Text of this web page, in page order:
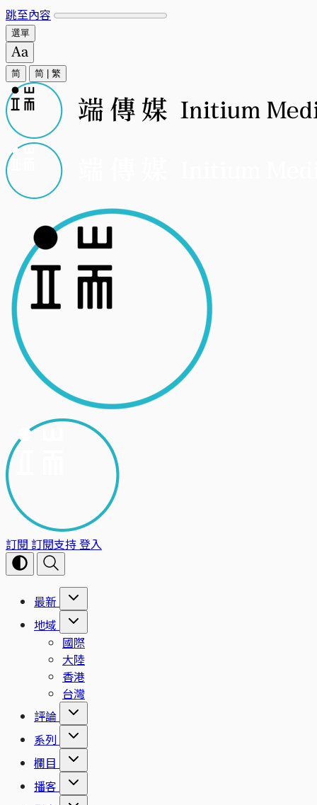
跳至內容
選單
简 简 繁
訂閱 訂閱支持登入
最新
地域
國際
大陸
香港
台灣
評論
系列
欄目
播客